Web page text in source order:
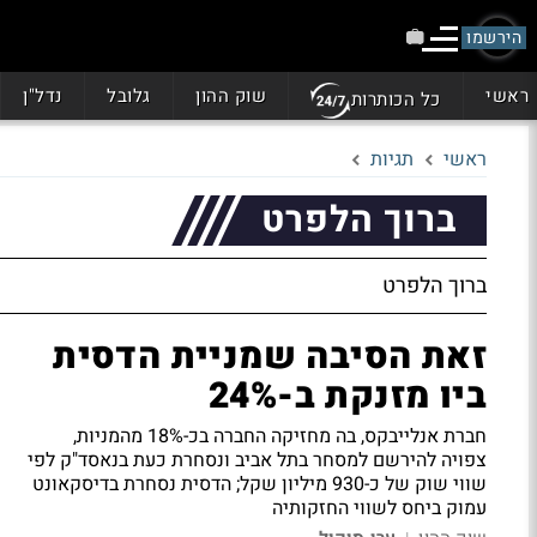
הירשמו
ראשי כל הכותרות שוק ההון גלובל נדל"ן
ראשי תגיות
ברוך הלפרט
ברוך הלפרט
זאת הסיבה שמניית הדסית
ביו מזנקת ב-24%
חברת אנלייבקס, בה מחזיקה החברה בכ-18% מהמניות,
צפויה להירשם למסחר בתל אביב ונסחרת כעת בנאסד"ק לפי
שווי שוק של כ-930 מיליון שקל; הדסית נסחרת בדיסקאונט
עמוק ביחס לשווי החזקותיה